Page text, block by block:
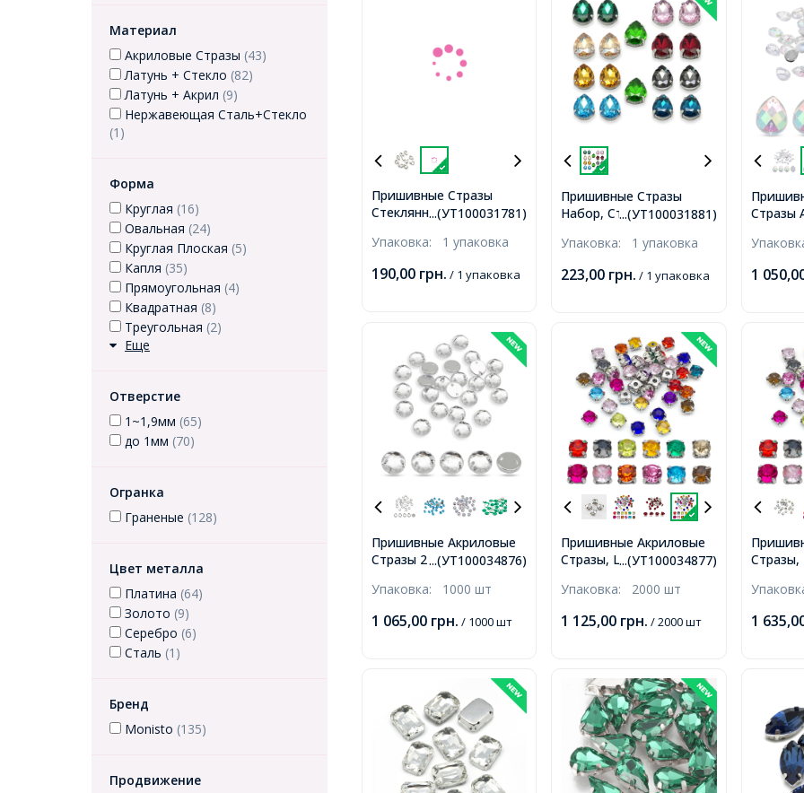
Материал
Акриловые Стразы (43)
Латунь + Стекло (82)
Латунь + Акрил (9)
Нержавеющая Сталь+Стекло
(1)
Форма
Круглая (16)
Овальная (24)
Круглая Плоская (5)
Капля (35)
Прямоугольная (4)
Квадратная (8)
Треугольная (2)
Еще
Отверстие
1~1,9мм (65)
до 1мм (70)
Огранка
Граненые (128)
Цвет металла
Платина (64)
Золото (9)
Серебро (6)
Сталь (1)
Бренд
Monisto (135)
Продвижение
...(УТ100031781)
Пришивные Стразы
Стеклянные в Цапах
Основа Латунь,
Отверстие 0.8-1мм,
Упаковка: 1 упаковка
190,00 грн. / 1 упаковка
...(УТ100031881)
Пришивные Стразы
Набор, Стекло, Основа
Капля, 18х13х6.5мм,
18шт/упаковка,
Упаковка: 1 упаковка
223,00 грн. / 1 упаковка
Стразы
1
...(УТ100034876)
Пришивные Акриловые
Стразы 2 Отверстия
8х3мм, Отверстие 1мм,
Упаковка: 1000 шт
1 065,00 грн. / 1000 шт
...(УТ100034877)
Пришивные Акриловые
Стразы, Цапы Латунь,
Микс, 5х4мм, Отверстие
Упаковка: 2000 шт
1 125,00 грн. / 2000 шт
Микс,
1